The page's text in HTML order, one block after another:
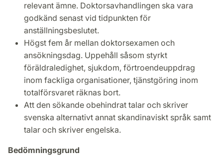
relevant ämne. Doktorsavhandlingen ska vara
godkänd senast vid tidpunkten för
anställningsbeslutet.
Högst fem år mellan doktorsexamen och
ansökningsdag. Uppehåll såsom styrkt
föräldraledighet, sjukdom, förtroendeuppdrag
inom fackliga organisationer, tjänstgöring inom
totalförsvaret räknas bort.
Att den sökande obehindrat talar och skriver
svenska alternativt annat skandinaviskt språk samt
talar och skriver engelska.
Bedömningsgrund